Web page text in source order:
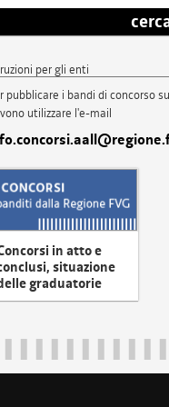
per gli enti
pubblicare i bandi di concorso
utilizzare l'e-mail
in atto e
situazione
graduatorie